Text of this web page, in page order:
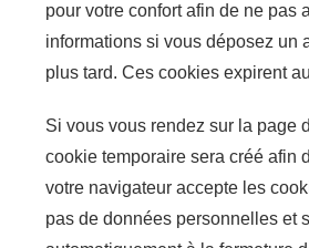
pour votre confort afin de ne pas
informations si vous déposez un
plus tard. Ces cookies expirent
Si vous vous rendez sur la page
cookie temporaire sera créé afin
votre navigateur accepte les
pas de données personnelles et